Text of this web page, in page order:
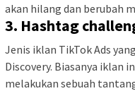
akan hilang dan berubah
3. Hashtag
Jenis iklan TikTok Ads
Discovery. Biasanya iklan
melakukan sebuah